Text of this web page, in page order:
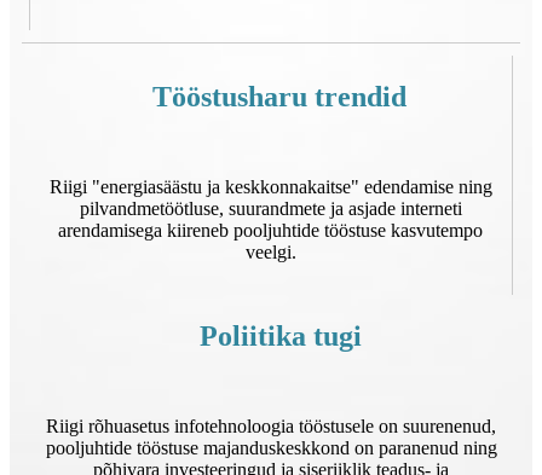
Tööstusharu trendid
Riigi "energiasäästu ja keskkonnakaitse" edendamise ning
pilvandmetöötluse, suurandmete ja asjade interneti
arendamisega kiireneb pooljuhtide tööstuse kasvutempo
veelgi.
Poliitika tugi
Riigi rõhuasetus infotehnoloogia tööstusele on suurenenud,
pooljuhtide tööstuse majanduskeskkond on paranenud ning
põhivara investeeringud ja siseriiklik teadus- ja